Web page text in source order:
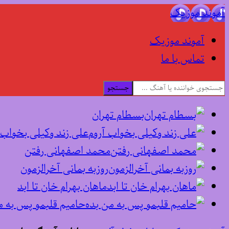
آموند موزیک
آموند موزیک
تماس با ما
جستجو
بسطام تهران
علی زند وکیلی
محمد اصفهانی رفتن
روزبه بمانی آخرالزمون
ماهان بهرام خان تا ابد
حامیم قلبمو پس به